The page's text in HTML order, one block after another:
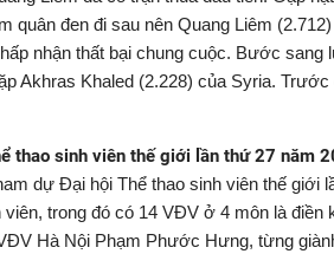
quân đen đi sau nên Quang Liêm
nhận thất bại chung cuộc. Bước
Akhras Khaled (2.228) của Syria.
thao sinh viên thế giới lần thứ 27 năm
dự Đại hội Thể thao sinh viên thế giới
trong đó có 14 VĐV ở 4 môn là điền
Hà Nội Phạm Phước Hưng, từng